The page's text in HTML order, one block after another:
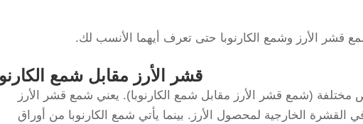
قشر الأرز وشمع الكارنوبا حتى تعرف أيهما الأنسب لك.
قشر الأرز مقابل شمع
مختلفة (شمع قشر الأرز مقابل شمع الكارنوبا). يعني شمع قشر الأرز
الخارجية لمحصول الأرز. بينما يأتي شمع الكارنوبا من أوراق